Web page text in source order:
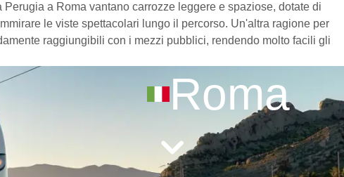
a Roma vantano carrozze leggere e spaziose, dotate di
le viste spettacolari lungo il percorso. Un'altra ragione per
raggiungibili con i mezzi pubblici, rendendo molto facili gli
Roma